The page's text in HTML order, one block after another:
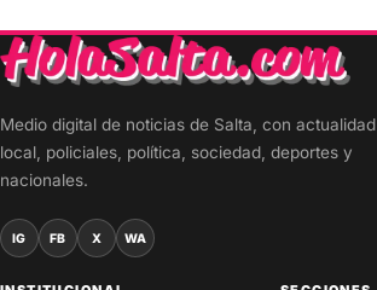
Medio digital de noticias de Salta, con actualidad
local, policiales, política, sociedad, deportes y
nacionales.
IG FB X WA